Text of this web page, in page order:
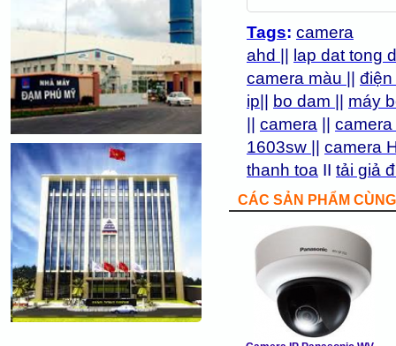
Tags: camera
ahd
lap dat tong
camera màu
ip
bo dam
máy
camera
1603sw
camera
thanh toa II tải giả
CÁC SẢN PHẨM